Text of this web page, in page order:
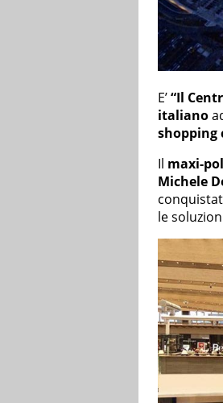
E’“Il
italiano
shopping
Il maxi-
Michele
le